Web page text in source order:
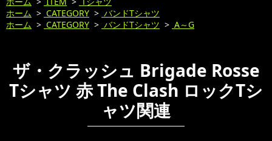
ホーム > CATEGORY > バンドTシャツ
ホーム > CATEGORY > バンドTシャツ > A～G
ザ・クラッシュ Brigade Rosse
Tシャツ 赤 The Clash ロックTシ
ャツ関連